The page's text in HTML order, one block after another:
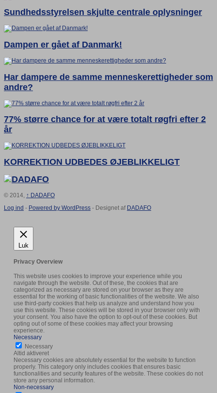
Sundhedsstyrelsen skjulte centrale oplysninger
Dampen er gået af Danmark!
Har dampere de samme menneskerettigheder som
andre?
77% større chance for at være totalt røgfri efter 2
år
KORREKTION UDBEDES ØJEBLIKKELIGT
© 2014, ↑ DADAFO
Log ind - Powered by WordPress - Designet af DADAFO
Luk
Privacy Overview
This website uses cookies to improve your experience while you
navigate through the website. Out of these, the cookies that are
categorized as necessary are stored on your browser as they are
essential for the working of basic functionalities of the website. We also
use third-party cookies that help us analyze and understand how you
use this website. These cookies will be stored in your browser only with
your consent. You also have the option to opt-out of these cookies. But
opting out of some of these cookies may affect your browsing
experience.
Necessary
Necessary
Altid aktiveret
Necessary cookies are absolutely essential for the website to function
properly. This category only includes cookies that ensures basic
functionalities and security features of the website. These cookies do not
store any personal information.
Non-necessary